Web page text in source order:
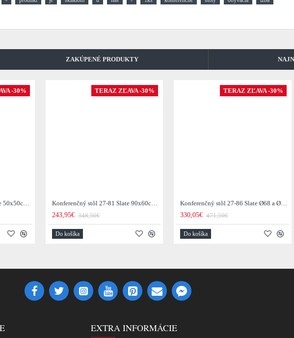
ZAKÚPENÉ PRODUKTY
-30%
Konferenčný stôl 21-53 Edge 50x50cm 4-set Drevo Acacia
TERAZ ZĽAVA -30%
Konferenčný stôl 27-81 Slate 90x60cm 2-set Mix
243,95€ 348,50€
Do košíka
TERAZ ZĽAVA -30%
Konferenčný stôl 27-86 Slate Ø68 a Ø55cm 2-set
330,05€ 471,50€
Do košíka
EXTRA INFORMÁCIE